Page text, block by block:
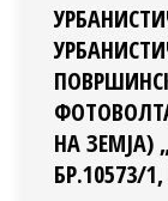
НА ЗЕМЈА)
БР.10573/